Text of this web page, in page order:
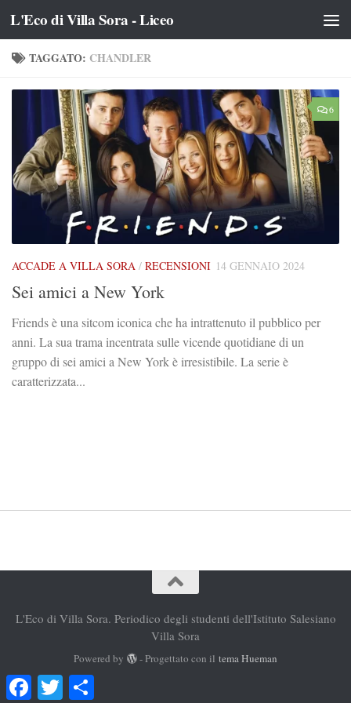
Salta al contenuto
L'Eco di Villa Sora - Liceo
TAGGATO: CHANDLER
6
ACCADE A VILLA SORA / RECENSIONI 14 GENNAIO 2024
Sei amici a New York
Friends è una sitcom iconica che ha intrattenuto il pubblico per
anni. La sua trama incentrata sulle vicende quotidiane di un
gruppo di sei amici a New York è irresistibile. La serie è
caratterizzata...
L'Eco di Villa Sora. Periodico degli studenti dell'Istituto Salesiano
Villa Sora
Powered by - Progettato con iltema Hueman
FacebookTwitter